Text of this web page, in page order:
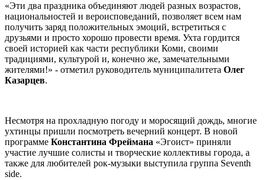
«Эти два праздника объединяют людей разных возрастов,
национальностей и вероисповеданий, позволяет всем нам
получить заряд положительных эмоций, встретиться с
друзьями и просто хорошо провести время. Ухта гордится
своей историей как части республики Коми, своими
традициями, культурой и, конечно же, замечательными
жителями!» - отметил руководитель муниципалитета Олег
Казарцев.
Несмотря на прохладную погоду и моросящий дождь, многие
ухтинцы пришли посмотреть вечерний концерт. В новой
программе Константина Фреймана «Эгоист» приняли
участие лучшие солисты и творческие коллективы города, а
также для любителей рок-музыки выступила группа Seventh
side.